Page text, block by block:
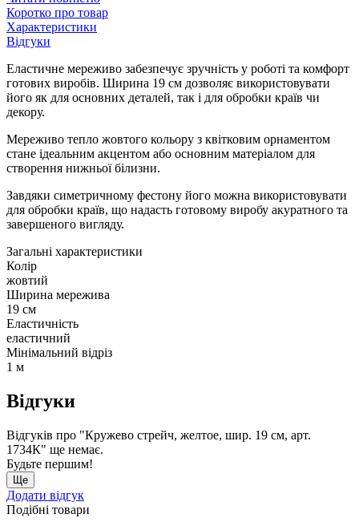
Коротко про товар
Характеристики
Відгуки
Еластичне мереживо забезпечує зручність у роботі та комфорт
готових виробів. Ширина 19 см дозволяє використовувати
його як для основних деталей, так і для обробки країв чи
декору.
Мереживо тепло жовтого кольору з квітковим орнаментом
стане ідеальним акцентом або основним матеріалом для
створення нижньої білизни.
Завдяки симетричному фестону його можна використовувати
для обробки країв, що надасть готовому виробу акуратного та
завершеного вигляду.
Загальні характеристики
Колір
жовтий
Ширина мережива
19 см
Еластичність
еластичний
Мінімальний відріз
1 м
Відгуки
Відгуків про "Кружево стрейч, желтое, шир. 19 см, арт.
1734К" ще немає.
Будьте першим!
Ще
Додати відгук
Подібні товари